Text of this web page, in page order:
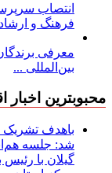
انتصاب
فرهنگ و
معرفی
بین‌المللی ...
محبوبترین اخبار
باهدف تشریک
شد: جلسه
گیلان با